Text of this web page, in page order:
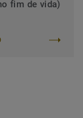
fim de vida)